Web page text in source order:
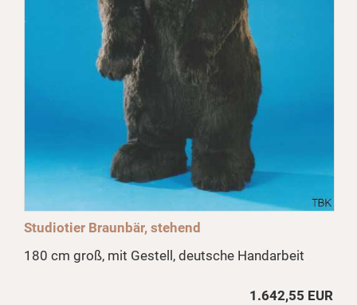
Studiotier Braunbär, stehend
180 cm groß, mit Gestell, deutsche Handarbeit
1.642,55 EUR